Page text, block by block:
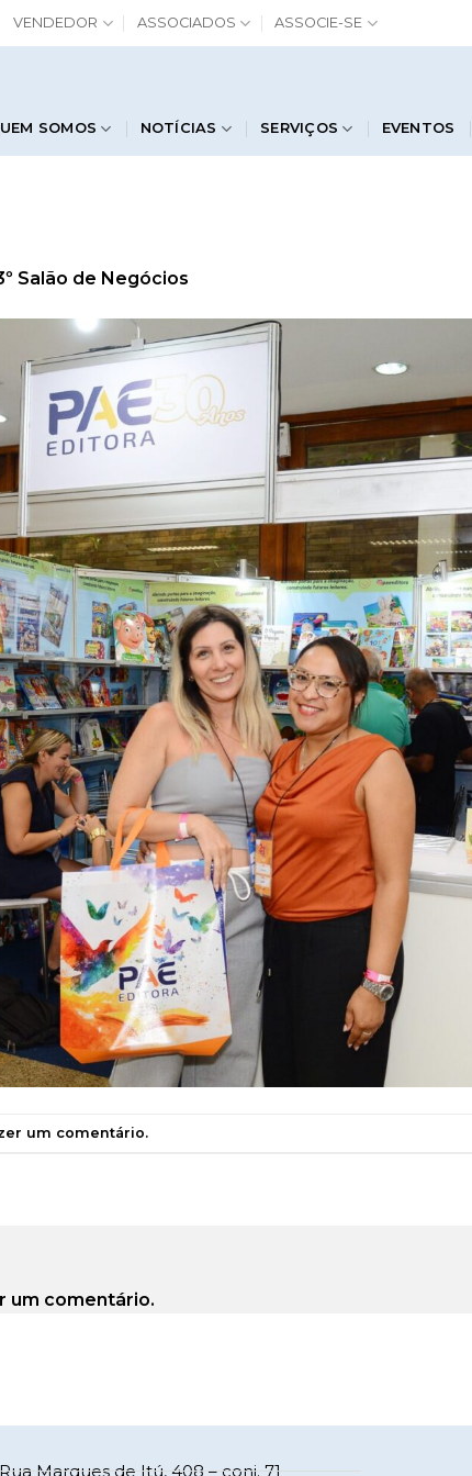
VENDEDOR ASSOCIADOS ASSOCIE-SE
SOMOS NOTÍCIAS SERVIÇOS EVENTOS
Salão de Negócios
um comentário.
um comentário.
Rua Marques de Itú, 408 – conj. 71